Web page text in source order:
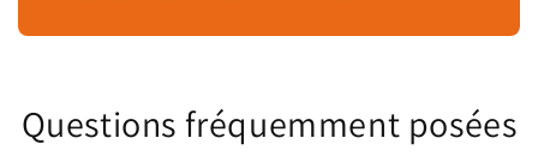
Questions fréquemment posées